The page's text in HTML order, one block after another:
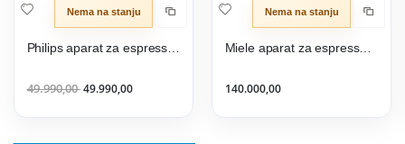
Nema na stanju
49.990,0049.990,00
Nema na stanju
Miele aparat za espresso CM 5510 125 Edition
140.000,00